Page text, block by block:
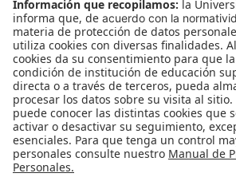
Información general
Bogotá
Museo del Oro
Museo Nacional de Colombia
Journal of Women's History
Universidad de los Andes
Facultad de Artes y Humanidades
Centro de Estudios en Periodismo
Universidad Nacional de Colombia
Pontificia Universidad Javeriana
Programación